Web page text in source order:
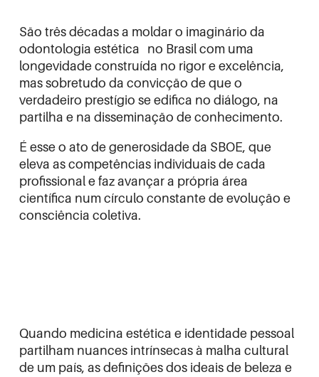
São três décadas a moldar o imaginário da
odontologia estética no Brasil com uma
longevidade construída no rigor e excelência,
mas sobretudo da convicção de que o
verdadeiro prestígio se edifica no diálogo, na
partilha e na disseminação de conhecimento.
É esse o ato de generosidade da SBOE, que
eleva as competências individuais de cada
profissional e faz avançar a própria área
científica num círculo constante de evolução e
consciência coletiva.
Quando medicina estética e identidade pessoal
partilham nuances intrínsecas à malha cultural
de um país, as definições dos ideais de beleza e